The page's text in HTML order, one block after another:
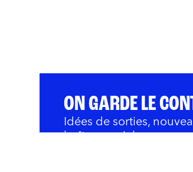
ON GARDE LE
Idées de sorties,
boîte courriel.